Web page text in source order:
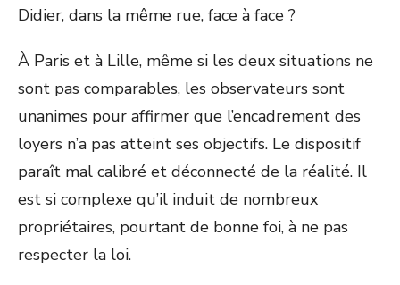
Didier, dans la même rue, face à face ?
À Paris et à Lille, même si les deux situations ne
sont pas comparables, les observateurs sont
unanimes pour affirmer que l’encadrement des
loyers n’a pas atteint ses objectifs. Le dispositif
paraît mal calibré et déconnecté de la réalité. Il
est si complexe qu’il induit de nombreux
propriétaires, pourtant de bonne foi, à ne pas
respecter la loi.